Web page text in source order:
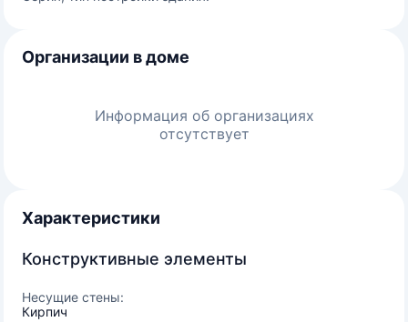
Организации в доме
Информация об организациях
отсутствует
Характеристики
Конструктивные элементы
Несущие стены:
Кирпич